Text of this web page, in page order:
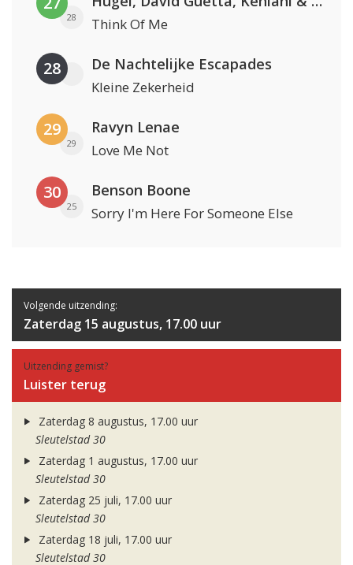
28 Think Of Me
28 De Nachtelijke Escapades
Kleine Zekerheid
29
29
Ravyn Lenae
Love Me Not
30
25
Benson Boone
Sorry I'm Here For Someone Else
Volgende uitzending:
Zaterdag 15 augustus, 17.00 uur
Uitzending gemist?
Luister terug
Zaterdag 8 augustus, 17.00 uur
Sleutelstad 30
Zaterdag 1 augustus, 17.00 uur
Sleutelstad 30
Zaterdag 25 juli, 17.00 uur
Sleutelstad 30
Zaterdag 18 juli, 17.00 uur
Sleutelstad 30